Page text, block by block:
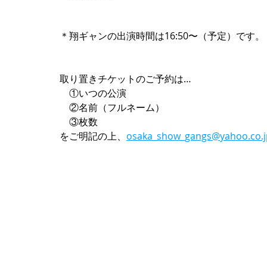
＊翔ギャンの出演時間は16:50〜（予定）です。
取り置きチケットのご予約は…
①いつの公演
②名前（フルネーム）
③枚数
をご明記の上、